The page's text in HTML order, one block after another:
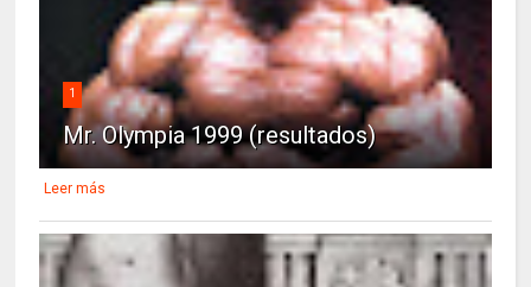
1
Mr. Olympia 1999 (resultados)
Leer más